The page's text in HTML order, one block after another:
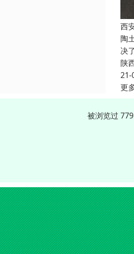
西
陶
决
陕
21-
更
被浏览过